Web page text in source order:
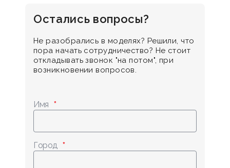
Остались вопросы?
Не разобрались в моделях? Решили, что
пора начать сотрудничество? Не стоит
откладывать звонок "на потом", при
возникновении вопросов.
Имя
Город